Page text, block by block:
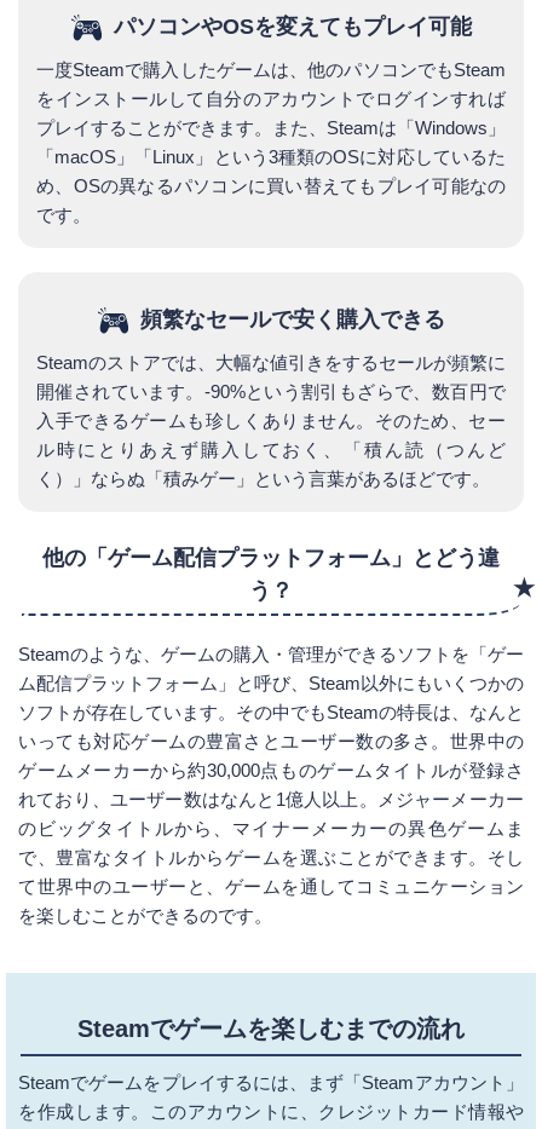
パソコンやOSを変えてもプレイ可能
一度Steamで購入したゲームは、他のパソコンでもSteam
をインストールして自分のアカウントでログインすれば
プレイすることができます。また、Steamは「Windows」
「macOS」「Linux」という3種類のOSに対応しているた
め、OSの異なるパソコンに買い替えてもプレイ可能なの
です。
頻繁なセールで安く購入できる
Steamのストアでは、大幅な値引きをするセールが頻繁に
開催されています。-90%という割引もざらで、数百円で
入手できるゲームも珍しくありません。そのため、セー
ル時にとりあえず購入しておく、「積ん読（つんど
く）」ならぬ「積みゲー」という言葉があるほどです。
他の「ゲーム配信プラットフォーム」とどう違
う？
Steamのような、ゲームの購入・管理ができるソフトを「ゲー
ム配信プラットフォーム」と呼び、Steam以外にもいくつかの
ソフトが存在しています。その中でもSteamの特長は、なんと
いっても対応ゲームの豊富さとユーザー数の多さ。世界中の
ゲームメーカーから約30,000点ものゲームタイトルが登録さ
れており、ユーザー数はなんと1億人以上。メジャーメーカー
のビッグタイトルから、マイナーメーカーの異色ゲームま
で、豊富なタイトルからゲームを選ぶことができます。そし
て世界中のユーザーと、ゲームを通してコミュニケーション
を楽しむことができるのです。
Steamでゲームを楽しむまでの流れ
Steamでゲームをプレイするには、まず「Steamアカウント」
を作成します。このアカウントに、クレジットカード情報や